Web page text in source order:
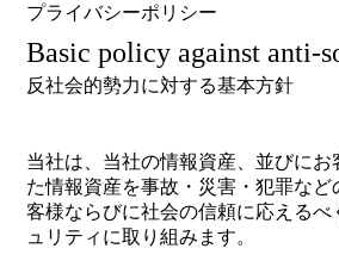
プライバシーポリシー
Basic policy against anti-
反社会的勢力に対する基本方針
当社は、当社の情報資産、並びにお
た情報資産を事故・災害・犯罪など
客様ならびに社会の信頼に応えるべ
ュリティに取り組みます。